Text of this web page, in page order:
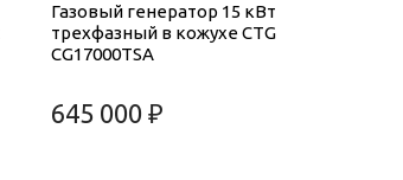
Газовый генератор 15 кВт
трехфазный в кожухе CTG
CG17000TSA
645 000 ₽